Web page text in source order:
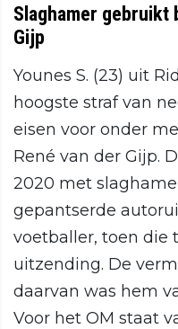
Slaghamer gebruikt
Gijp
Younes S. (23) uit
hoogste straf van
eisen voor onder
René van der Gijp.
2020 met
gepantserde
voetballer, toen die
uitzending. De
daarvan was hem
Voor het OM staat